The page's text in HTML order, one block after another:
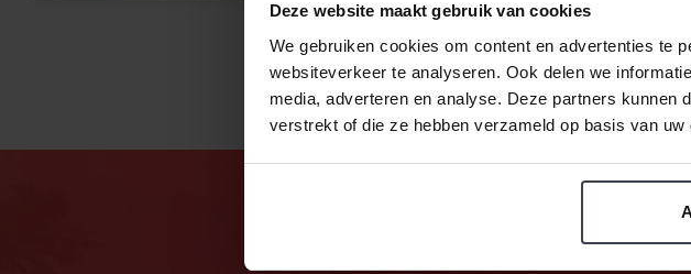
Deze website maakt gebruik van cookies
We gebruiken cookies om content en advertenties te
websiteverkeer te analyseren. Ook delen we
media, adverteren en analyse. Deze partners kunnen
verstrekt of die ze hebben verzameld op basis van